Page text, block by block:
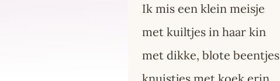
Ik mis een klein meisje
met kuiltjes in haar kin
met dikke, blote beentjes